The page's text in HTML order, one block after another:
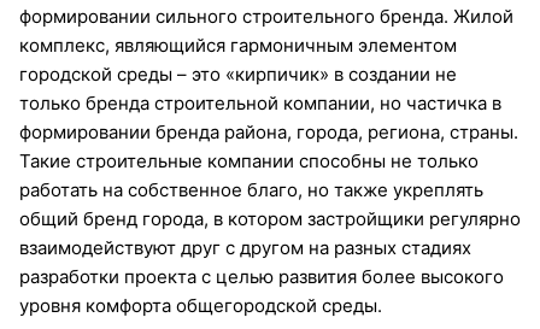
формировании сильного строительного бренда. Жилой
комплекс, являющийся гармоничным элементом
городской среды – это «кирпичик» в создании не
только бренда строительной компании, но частичка в
формировании бренда района, города, региона, страны.
Такие строительные компании способны не только
работать на собственное благо, но также укреплять
общий бренд города, в котором застройщики регулярно
взаимодействуют друг с другом на разных стадиях
разработки проекта с целью развития более высокого
уровня комфорта общегородской среды.